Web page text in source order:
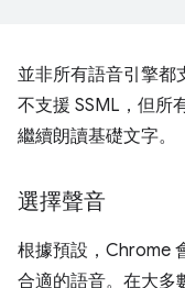
並非所有語音引擎都
不支援 SSML，但所
繼續朗讀基礎文字。
選擇聲音
根據預設，Chrome
合適的語音。在大多